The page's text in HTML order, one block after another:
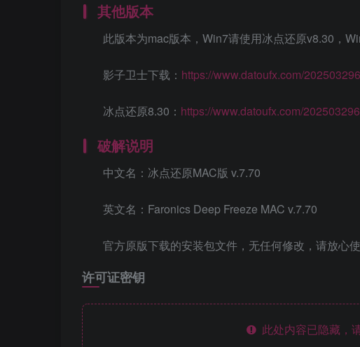
其他版本
此版本为mac版本，Win7请使用冰点还原v8.30，
影子卫士下载： https://www.datoufx.com/
冰点还原8.30： https://www.datoufx.com/
破解说明
中文名：冰点还原MAC版 v.7.70
英文名：Faronics Deep Freeze MAC v.7.70
官方原版下载的安装包文件，无任何修改，请放心
许可证密钥
此处内容已隐藏，